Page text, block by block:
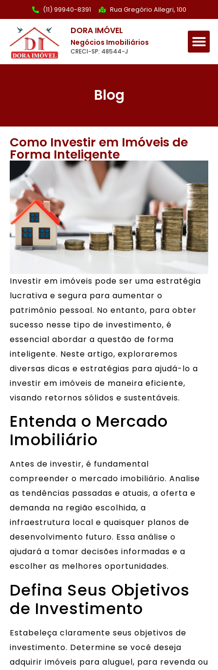
(11) 99940-8391 Rua Gregório Allegri, 100
DORA IMÓVEL
Negócios Imobiliários
CRECI-SP: 48544-J
Blog
Como Investir em Imóveis de
Forma Inteligente
Investir em imóveis pode ser uma estratégia
lucrativa e segura para aumentar o
patrimônio pessoal. No entanto, para obter
sucesso nesse tipo de investimento, é
essencial abordar a questão de forma
inteligente. Neste artigo, exploraremos
diversas dicas e estratégias para ajudá-lo a
investir em imóveis de maneira eficiente,
visando retornos sólidos e sustentáveis.
Entenda o Mercado
Imobiliário
Antes de investir, é fundamental
compreender o mercado imobiliário. Analise
as tendências passadas e atuais, a oferta e
demanda na região escolhida, a
infraestrutura local e quaisquer planos de
desenvolvimento futuro. Essa análise o
ajudará a tomar decisões informadas e a
escolher as melhores oportunidades.
Defina Seus Objetivos
de Investimento
Estabeleça claramente seus objetivos de
investimento. Determine se você deseja
adquirir imóveis para aluguel, para revenda ou